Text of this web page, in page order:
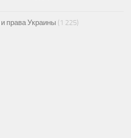
права Украины (1 225)